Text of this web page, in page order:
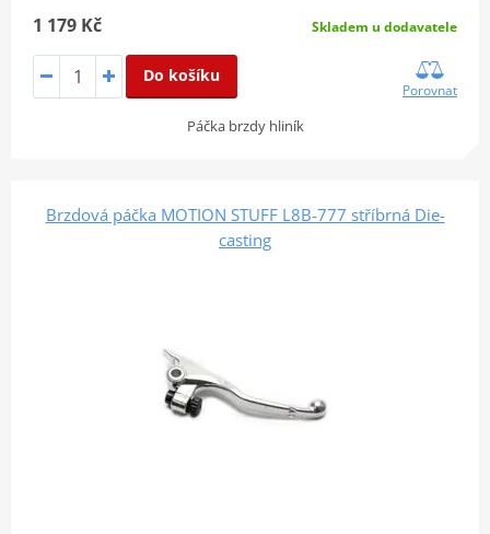
1 179 Kč Skladem u dodavatele
Do košíku
Porovnat
Páčka brzdy hliník
Brzdová páčka MOTION STUFF L8B-777 stříbrná Die-
casting